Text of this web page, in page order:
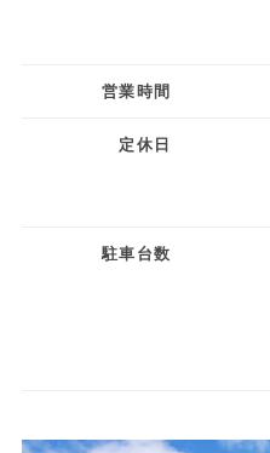
営業時間
定休日
駐車台数